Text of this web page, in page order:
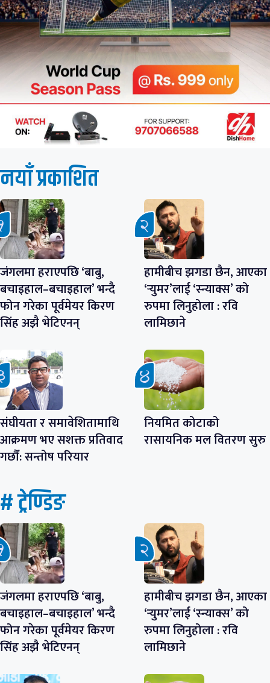
नयाँ प्रकाशित
जंगलमा हराएपछि ‘बाबु,
बचाइहाल–बचाइहाल’ भन्दै
फोन गरेका पूर्वमेयर किरण
सिंह अझै भेटिएनन्
हामीबीच झगडा छैन, आएका
‘र्‍युमर’लाई ‘स्न्याक्स’ को
रुपमा लिनुहोला : रवि
लामिछाने
संघीयता र समावेशितामाथि
आक्रमण भए सशक्त प्रतिवाद
गर्छौं: सन्तोष परियार
नियमित कोटाको
रासायनिक मल वितरण सुरु
# ट्रेण्डिङ
जंगलमा हराएपछि ‘बाबु,
बचाइहाल–बचाइहाल’ भन्दै
फोन गरेका पूर्वमेयर किरण
सिंह अझै भेटिएनन्
हामीबीच झगडा छैन, आएका
‘र्‍युमर’लाई ‘स्न्याक्स’ को
रुपमा लिनुहोला : रवि
लामिछाने